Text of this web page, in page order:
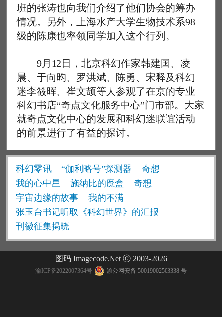
班的张涛也向我们介绍了他们协会的筹办
情况。另外，上海水产大学生物技术系98
级的陈康也率领同学加入这个行列。
9月12日，北京科幻作家韩建国、凌
晨、于向昀、罗洪斌、陈勇、宋释及科幻
迷李筱晖、崔文颉等人参观了在京的专业
科幻书店“奇点文化服务中心”门市部。大家
就奇点文化中心的发展和科幻迷联谊活动
的前景进行了有益的探讨。
科幻零讯 “伽利略号”探测器
奇想
我的心中星
施纳比的魔盒
奇想
宇宙边缘的故事
我的不满
张玉台书记听取《科幻世界》的汇报
刊徽征集揭晓
图码 Imagecode.Net ⓒ 2003-2026
渝ICP备2022007364号 渝公网安备 50019002503338 号